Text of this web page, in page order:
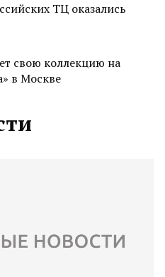
ТЦ оказались
свою коллекцию на
в Москве